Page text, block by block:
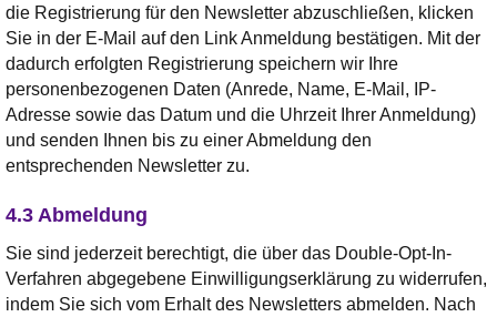
die Registrierung für den Newsletter abzuschließen, klicken
Sie in der E-Mail auf den Link Anmeldung bestätigen. Mit der
dadurch erfolgten Registrierung speichern wir Ihre
personenbezogenen Daten (Anrede, Name, E-Mail, IP-
Adresse sowie das Datum und die Uhrzeit Ihrer Anmeldung)
und senden Ihnen bis zu einer Abmeldung den
entsprechenden Newsletter zu.
4.3 Abmeldung
Sie sind jederzeit berechtigt, die über das Double-Opt-In-
Verfahren abgegebene Einwilligungserklärung zu widerrufen,
indem Sie sich vom Erhalt des Newsletters abmelden. Nach